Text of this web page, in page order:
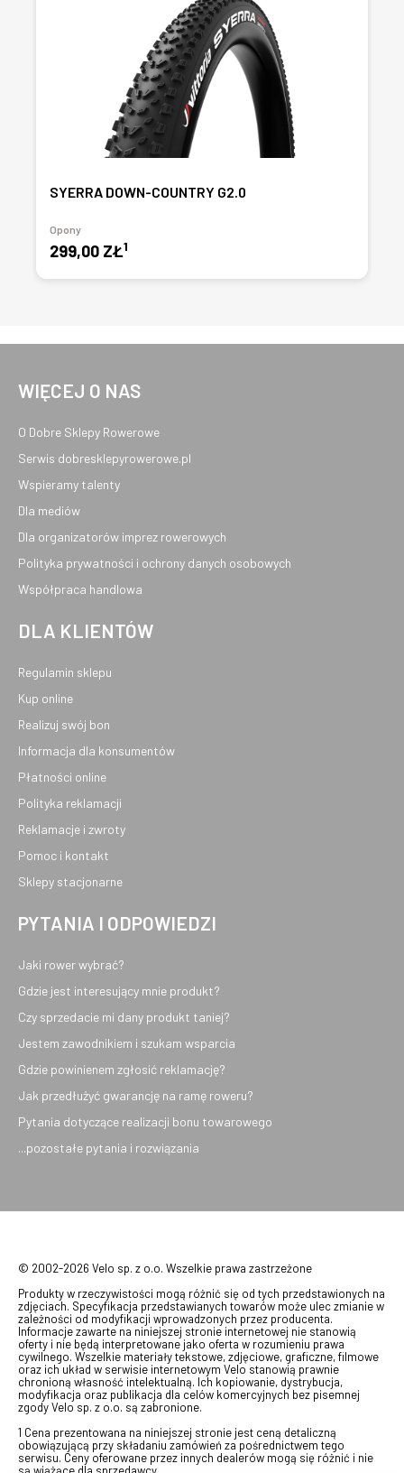
SYERRA DOWN-COUNTRY G2.0
Opony
299,00 ZŁ1
WIĘCEJ O NAS
O Dobre Sklepy Rowerowe
Serwis dobresklepyrowerowe.pl
Wspieramy talenty
Dla mediów
Dla organizatorów imprez rowerowych
Polityka prywatności i ochrony danych osobowych
Współpraca handlowa
DLA KLIENTÓW
Regulamin sklepu
Kup online
Realizuj swój bon
Informacja dla konsumentów
Płatności online
Polityka reklamacji
Reklamacje i zwroty
Pomoc i kontakt
Sklepy stacjonarne
PYTANIA I ODPOWIEDZI
Jaki rower wybrać?
Gdzie jest interesujący mnie produkt?
Czy sprzedacie mi dany produkt taniej?
Jestem zawodnikiem i szukam wsparcia
Gdzie powinienem zgłosić reklamację?
Jak przedłużyć gwarancję na ramę roweru?
Pytania dotyczące realizacji bonu towarowego
...pozostałe pytania i rozwiązania
© 2002-2026 Velo sp. z o.o. Wszelkie prawa zastrzeżone
Produkty w rzeczywistości mogą różnić się od tych przedstawionych na
zdjęciach. Specyfikacja przedstawianych towarów może ulec zmianie w
zależności od modyfikacji wprowadzonych przez producenta.
Informacje zawarte na niniejszej stronie internetowej nie stanowią
oferty i nie będą interpretowane jako oferta w rozumieniu prawa
cywilnego. Wszelkie materiały tekstowe, zdjęciowe, graficzne, filmowe
oraz ich układ w serwisie internetowym Velo stanowią prawnie
chronioną własność intelektualną. Ich kopiowanie, dystrybucja,
modyfikacja oraz publikacja dla celów komercyjnych bez pisemnej
zgody Velo sp. z o.o. są zabronione.
1 Cena prezentowana na niniejszej stronie jest ceną detaliczną
obowiązującą przy składaniu zamówień za pośrednictwem tego
serwisu. Ceny oferowane przez innych dealerów mogą się różnić i nie
są wiążące dla sprzedawcy.